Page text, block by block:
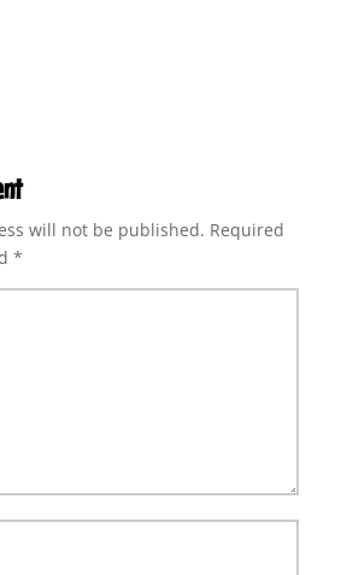
will not be published. Required
*